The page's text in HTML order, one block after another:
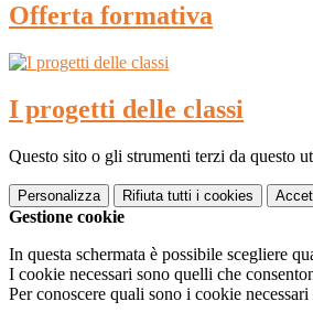
Offerta formativa
I progetti delle classi
Questo sito o gli strumenti terzi da questo
Personalizza Rifiuta tutti i cookies
Gestione cookie
In questa schermata è possibile scegliere
I cookie necessari sono quelli che
Per conoscere quali sono i cookie